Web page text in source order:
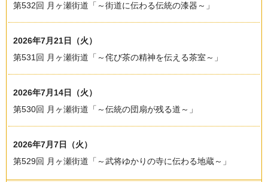
第532回 月ヶ瀬街道「～街道に伝わる伝統の漆器～」
2026年7月21日（火）
第531回 月ヶ瀬街道「～侘び茶の精神を伝える茶室～」
2026年7月14日（火）
第530回 月ヶ瀬街道「～伝統の団扇が残る道～」
2026年7月7日（火）
第529回 月ヶ瀬街道「～武将ゆかりの寺に伝わる地蔵～」